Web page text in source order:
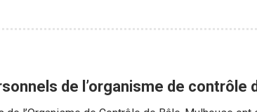
de l’organisme de contrôle